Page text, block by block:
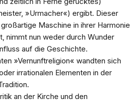
»Urmacher«) ergibt. Dieser
Maschine in ihrer Harmonie
nimmt nun weder durch Wunder
auf die Geschichte.
»Vernunftreligion« wandten sich
irrationalen Elementen in der
an der Kirche und den